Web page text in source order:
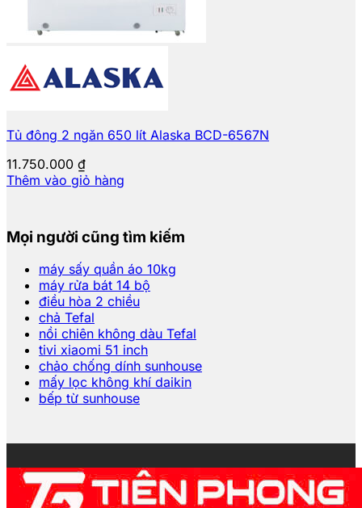
Tủ đông 2 ngăn 650 lít Alaska BCD-6567N
11.750.000 ₫
Thêm vào giỏ hàng
Mọi người cũng tìm kiếm
máy sấy quần áo 10kg
máy rửa bát 14 bộ
điều hòa 2 chiều
chả Tefal
nồi chiên không dàu Tefal
tivi xiaomi 51 inch
chảo chống dính sunhouse
mấy lọc không khí daikin
bếp từ sunhouse